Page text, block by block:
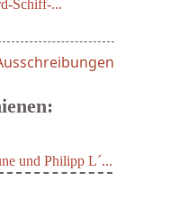
Schiff-...